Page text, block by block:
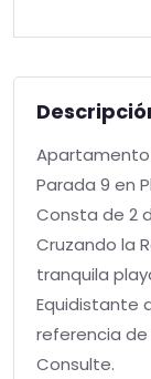
Apartamento
Parada 9 en
Consta de 2
Cruzando la
tranquila
Equidistante
referencia de
Consulte.